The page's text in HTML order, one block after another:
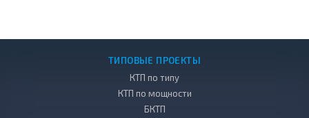
ТИПОВЫЕ ПРОЕКТЫ
КТП по типу
КТП по мощности
БКТП